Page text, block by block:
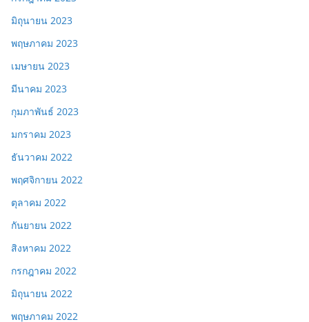
มิถุนายน 2023
พฤษภาคม 2023
เมษายน 2023
มีนาคม 2023
กุมภาพันธ์ 2023
มกราคม 2023
ธันวาคม 2022
พฤศจิกายน 2022
ตุลาคม 2022
กันยายน 2022
สิงหาคม 2022
กรกฎาคม 2022
มิถุนายน 2022
พฤษภาคม 2022